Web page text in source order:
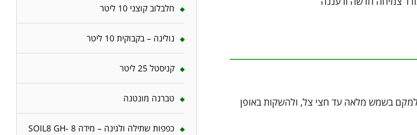
למקם בשמש מלאה עד חצי צל, ולהשקות באופן
חלבלוב קוצני 10 ליטר
נולינה – בקבוקית 10 ליטר
קניסטל 25 ליטר
טברנה מונטנה
כפפות שתילה ולגינה – מידה 8 SOIL8 GH-